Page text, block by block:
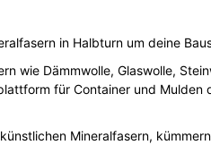
in Halbturn um deine
wie Dämmwolle, Glaswolle,
für Container und
Mineralfasern,